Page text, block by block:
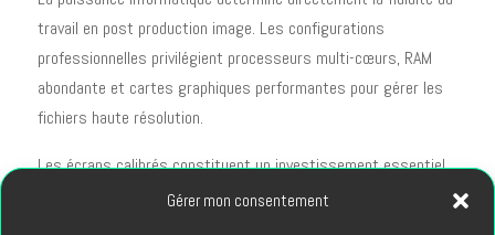
Gérer mon consentement
travail en post production image. Les configurations
professionnelles privilégient processeurs multi-cœurs, RAM
abondante et cartes graphiques performantes pour gérer les
fichiers haute résolution.
Les écrans calibrés constituent un investissement essentiel
garantissant la fidélité colorimétrique. Un écran mal calibré